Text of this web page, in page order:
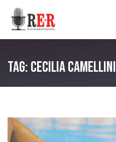
Salta al contenuto principale
Tag: Cecilia Camellini